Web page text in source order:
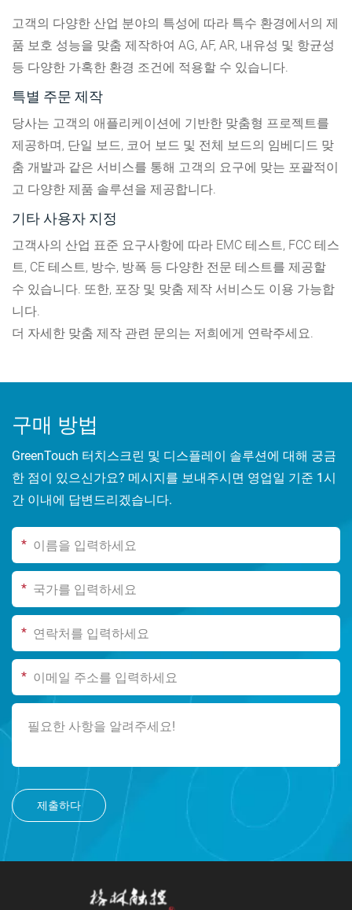
고객의 다양한 산업 분야의 특성에 따라 특수 환경에서의 제
품 보호 성능을 맞춤 제작하여 AG, AF, AR, 내유성 및 항균성
등 다양한 가혹한 환경 조건에 적용할 수 있습니다.
특별 주문 제작
당사는 고객의 애플리케이션에 기반한 맞춤형 프로젝트를
제공하며, 단일 보드, 코어 보드 및 전체 보드의 임베디드 맞
춤 개발과 같은 서비스를 통해 고객의 요구에 맞는 포괄적이
고 다양한 제품 솔루션을 제공합니다.
기타 사용자 지정
고객사의 산업 표준 요구사항에 따라 EMC 테스트, FCC 테스
트, CE 테스트, 방수, 방폭 등 다양한 전문 테스트를 제공할
수 있습니다. 또한, 포장 및 맞춤 제작 서비스도 이용 가능합
니다.
더 자세한 맞춤 제작 관련 문의는 저희에게 연락주세요.
구매 방법
GreenTouch 터치스크린 및 디스플레이 솔루션에 대해 궁금
한 점이 있으신가요? 메시지를 보내주시면 영업일 기준 1시
간 이내에 답변드리겠습니다.
*
*
*
*
제출하다